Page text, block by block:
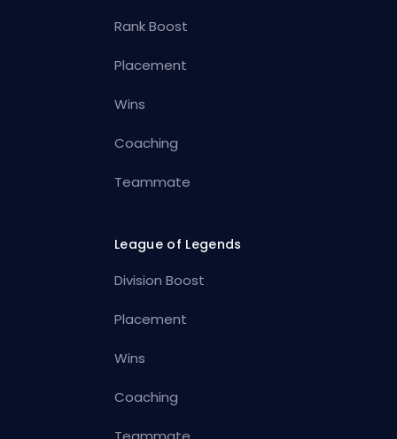
Rank Boost
Placement
Wins
Coaching
Teammate
League of Legends
Division Boost
Placement
Wins
Coaching